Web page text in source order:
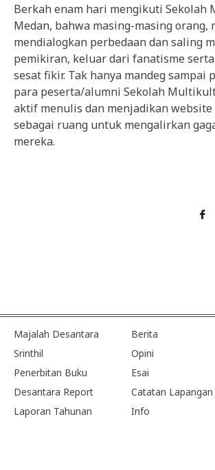
Berkah enam hari mengikuti
Medan, bahwa masing-masing orang,
mendialogkan perbedaan dan saling
pemikiran, keluar dari fanatisme
sesat fikir. Tak hanya mandeg sampai
para peserta/alumni Sekolah
aktif menulis dan menjadikan website
sebagai ruang untuk mengalirkan
mereka.
Majalah Desantara
Srinthil
Penerbitan Buku
Desantara Report
Laporan Tahunan
Berita
Opini
Esai
Catatan Lapangan
Info